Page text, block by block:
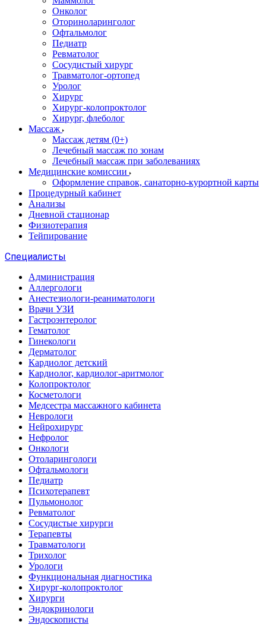
Онколог
Оториноларинголог
Офтальмолог
Педиатр
Ревматолог
Сосудистый хирург
Травматолог-ортопед
Уролог
Хирург
Хирург-колопроктолог
Хирург, флеболог
Массаж
Массаж детям (0+)
Лечебный массаж по зонам
Лечебный массаж при заболеваниях
Медицинские комиссии
Оформление справок, санаторно-курортной карты
Процедурный кабинет
Анализы
Дневной стационар
Физиотерапия
Тейпирование
Специалисты
Администрация
Аллергологи
Анестезиологи-реаниматологи
Врачи УЗИ
Гастроэнтеролог
Гематолог
Гинекологи
Дерматолог
Кардиолог детский
Кардиолог, кардиолог-аритмолог
Колопроктолог
Косметологи
Медсестра массажного кабинета
Неврологи
Нейрохирург
Нефролог
Онкологи
Отоларингологи
Офтальмологи
Педиатр
Психотерапевт
Пульмонолог
Ревматолог
Сосудистые хирурги
Терапевты
Травматологи
Трихолог
Урологи
Функциональная диагностика
Хирург-колопроктолог
Хирурги
Эндокринологи
Эндоскописты